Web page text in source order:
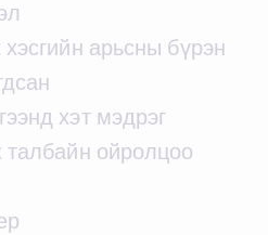
арьсны бүрэн
хэт мэдрэг
талбайн ойролцоо